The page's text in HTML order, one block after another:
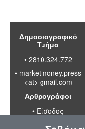
Δημοσιογραφικό
Τμήμα
• 2810.324.772
• marketmoney.press
<at> gmail.com
Αρθρογράφοι
• Είσοδος